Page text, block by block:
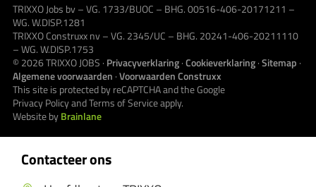
Contacteer ons
TRIXXO Jobs bv – VG. 1733/BUOC – BHG. 00516-406-20171211 –
WG. W.DISP.1281
TRIXXO Construxx nv – VG. 2345/UC – BHG. 20241-406-20211110
– WG. W.DISP.1753
© 2026TRIXXO JOBS · Privacyverklaring·Cookieverklaring·Sitemap ·
Algemene voorwaarden ·Voorwaarden Construxx
This site is protected by reCAPTCHA and the Google
Privacy PolicyandTerms of Serviceapply.
Website byBrainlane